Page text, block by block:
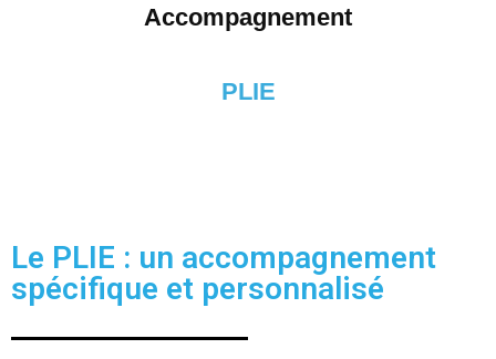
Accompagnement
PLIE
Le PLIE : un accompagnement
spécifique et personnalisé